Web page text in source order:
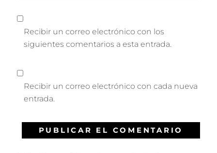
Recibir un correo electrónico con los
siguientes comentarios a esta entrada.
Recibir un correo electrónico con cada nueva
entrada.